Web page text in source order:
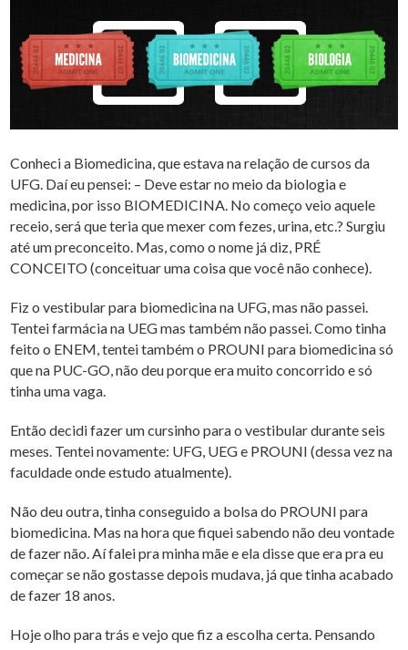
Conheci a Biomedicina, que estava na relação de cursos da
UFG. Daí eu pensei: – Deve estar no meio da biologia e
medicina, por isso BIOMEDICINA. No começo veio aquele
receio, será que teria que mexer com fezes, urina, etc.? Surgiu
até um preconceito. Mas, como o nome já diz, PRÉ
CONCEITO (conceituar uma coisa que você não conhece).
Fiz o vestibular para biomedicina na UFG, mas não passei.
Tentei farmácia na UEG mas também não passei. Como tinha
feito o ENEM, tentei também o PROUNI para biomedicina só
que na PUC-GO, não deu porque era muito concorrido e só
tinha uma vaga.
Então decidi fazer um cursinho para o vestibular durante seis
meses. Tentei novamente: UFG, UEG e PROUNI (dessa vez na
faculdade onde estudo atualmente).
Não deu outra, tinha conseguido a bolsa do PROUNI para
biomedicina. Mas na hora que fiquei sabendo não deu vontade
de fazer não. Aí falei pra minha mãe e ela disse que era pra eu
começar se não gostasse depois mudava, já que tinha acabado
de fazer 18 anos.
Hoje olho para trás e vejo que fiz a escolha certa. Pensando